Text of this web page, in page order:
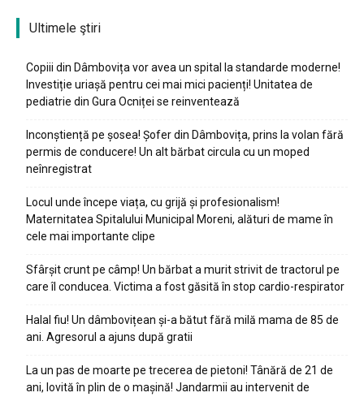
Ultimele ştiri
Copiii din Dâmbovița vor avea un spital la standarde moderne!
Investiție uriașă pentru cei mai mici pacienți! Unitatea de
pediatrie din Gura Ocniței se reinventează
Inconștiență pe șosea! Șofer din Dâmbovița, prins la volan fără
permis de conducere! Un alt bărbat circula cu un moped
neînregistrat
Locul unde începe viața, cu grijă și profesionalism!
Maternitatea Spitalului Municipal Moreni, alături de mame în
cele mai importante clipe
Sfârșit crunt pe câmp! Un bărbat a murit strivit de tractorul pe
care îl conducea. Victima a fost găsită în stop cardio-respirator
Halal fiu! Un dâmbovițean și-a bătut fără milă mama de 85 de
ani. Agresorul a ajuns după gratii
La un pas de moarte pe trecerea de pietoni! Tânără de 21 de
ani, lovită în plin de o mașină! Jandarmii au intervenit de